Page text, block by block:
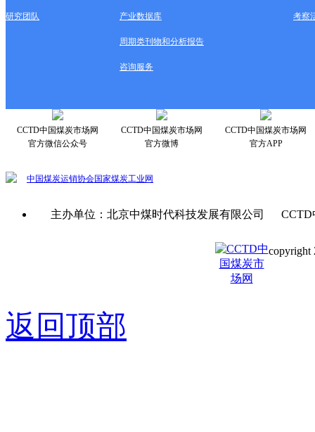
研究团队 产业数据库 考察
周期类刊物和分析报告
咨询服务
CCTD中国煤炭市场网
官方微信公众号
CCTD中国煤炭市场网
官方微博
CCTD中国煤炭市场网
官方APP
中国煤炭运销协会国家煤炭工业网
主办单位：北京中煤时代科技发展有限公司
copyright
返回顶部